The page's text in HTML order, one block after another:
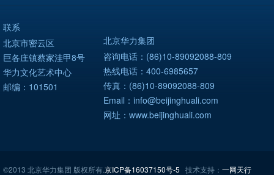
联系
北京市密云区
巨各庄镇蔡家洼甲8号
华力文化艺术中心
邮编：101501
北京华力集团
咨询电话：(86)10-89092088-809
热线电话：400-6985657
传真：(86)10-89092088-809
Email：info@beijinghuali.com
网址：www.beijinghuali.com
©2013 北京华力集团 版权所有.京ICP备16037150号-5 技术支持： 一网天行